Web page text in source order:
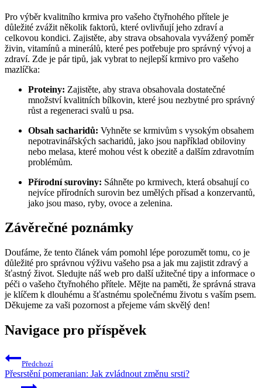
Pro výběr kvalitního krmiva pro vašeho čtyřnohého přítele je
důležité zvážit několik faktorů, které ovlivňují jeho zdraví a
celkovou kondici. Zajistěte, aby strava obsahovala vyvážený poměr
živin, vitamínů a minerálů, které pes potřebuje pro správný vývoj a
zdraví. Zde je pár tipů, jak vybrat to nejlepší krmivo pro vašeho
mazlíčka:
Proteiny: Zajistěte, aby strava obsahovala dostatečné
množství kvalitních bílkovin, které jsou nezbytné pro správný
růst a regeneraci svalů u psa.
Obsah sacharidů: Vyhněte se krmivům s vysokým obsahem
nepotravinářských sacharidů, jako jsou například obiloviny
nebo melasa, které mohou vést k obezitě a dalším zdravotním
problémům.
Přírodní suroviny: Sáhněte po krmivech, která obsahují co
nejvíce přírodních surovin bez umělých přísad a konzervantů,
jako jsou maso, ryby, ovoce a zelenina.
Závěrečné poznámky
Doufáme, že tento článek vám pomohl lépe porozumět tomu, co je
důležité pro správnou výživu vašeho psa a jak mu zajistit zdravý a
šťastný život. Sledujte náš web pro další užitečné tipy a informace o
péči o vašeho čtyřnohého přítele. Mějte na paměti, že správná strava
je klíčem k dlouhému a šťastnému společnému životu s vaším psem.
Děkujeme za vaši pozornost a přejeme vám skvělý den!
Navigace pro příspěvek
Předchozí
Přesrstění pomeranian: Jak zvládnout změnu srsti?